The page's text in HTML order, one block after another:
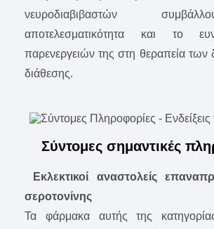
νευροδιαβιβαστών
αποτελεσματικότητα και το
παρενεργειών της στη θεραπεία των
διάθεσης.
Σύντομες σημαντικές
Εκλεκτικοί αναστολείς
σεροτονίνης
Τα φάρμακα αυτής της